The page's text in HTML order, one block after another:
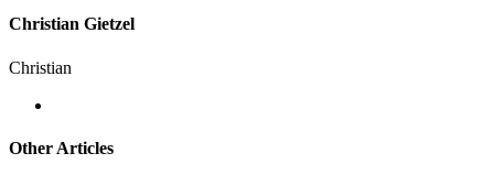
Christian Gietzel
Christian
Other Articles